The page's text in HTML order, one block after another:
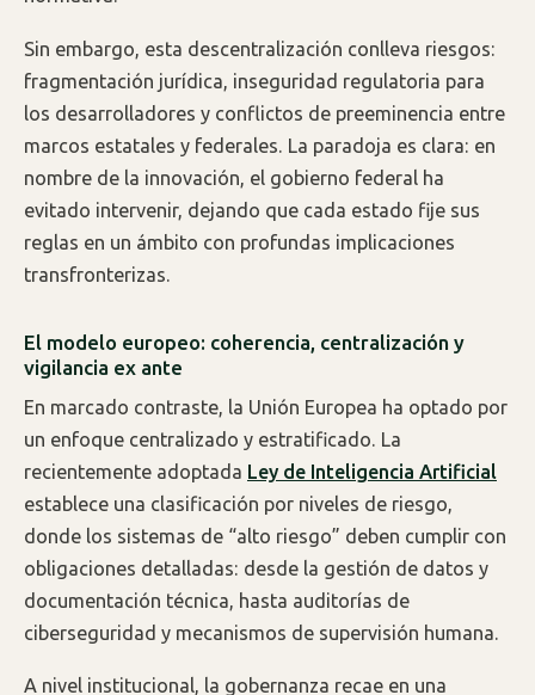
Sin embargo, esta descentralización conlleva riesgos:
fragmentación jurídica, inseguridad regulatoria para
los desarrolladores y conflictos de preeminencia entre
marcos estatales y federales. La paradoja es clara: en
nombre de la innovación, el gobierno federal ha
evitado intervenir, dejando que cada estado fije sus
reglas en un ámbito con profundas implicaciones
transfronterizas.
El modelo europeo: coherencia, centralización y
vigilancia ex ante
En marcado contraste, la Unión Europea ha optado por
un enfoque centralizado y estratificado. La
recientemente adoptada Ley de Inteligencia Artificial
establece una clasificación por niveles de riesgo,
donde los sistemas de “alto riesgo” deben cumplir con
obligaciones detalladas: desde la gestión de datos y
documentación técnica, hasta auditorías de
ciberseguridad y mecanismos de supervisión humana.
A nivel institucional, la gobernanza recae en una